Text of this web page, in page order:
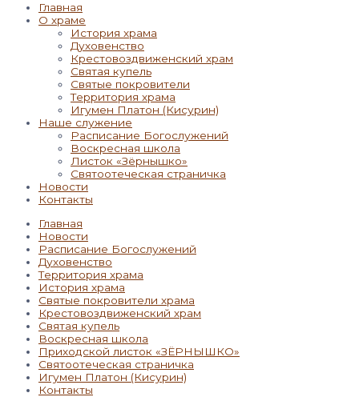
Главная
О храме
История храма
Духовенство
Крестовоздвиженский храм
Святая купель
Святые покровители
Территория храма
Игумен Платон (Кисурин)
Наше служение
Расписание Богослужений
Воскресная школа
Листок «Зёрнышко»
Святоотеческая страничка
Новости
Контакты
Главная
Новости
Расписание Богослужений
Духовенство
Территория храма
История храма
Святые покровители храма
Крестовоздвиженский храм
Святая купель
Воскресная школа
Приходской листок «ЗЁРНЫШКО»
Святоотеческая страничка
Игумен Платон (Кисурин)
Контакты